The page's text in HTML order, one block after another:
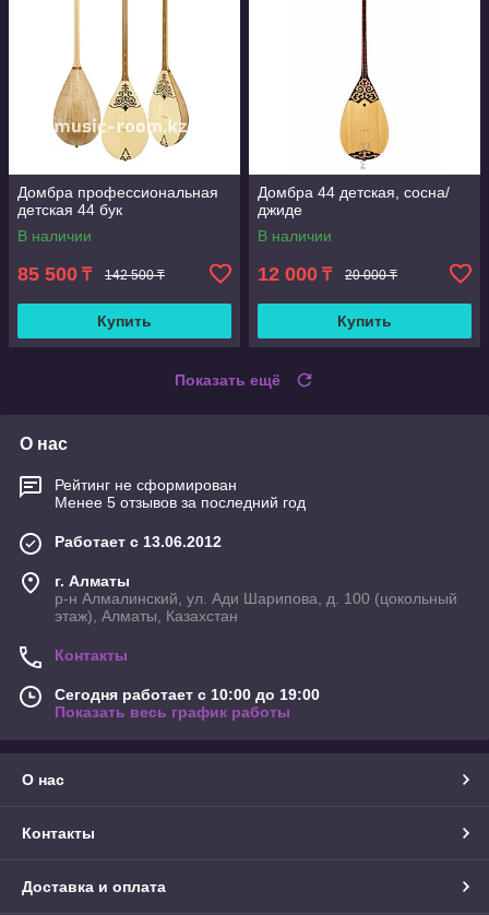
Домбра профессиональная
детская 44 бук
В наличии
85 500 ₸ 142 500 ₸
Купить
Домбра 44 детская, сосна/
джиде
В наличии
12 000 ₸ 20 000 ₸
Купить
Показать ещё
О нас
Рейтинг не сформирован
Менее 5 отзывов за последний год
Работает с 13.06.2012
г. Алматы
р-н Алмалинский, ул. Ади Шарипова, д. 100 (цокольный
этаж), Алматы, Казахстан
Контакты
Сегодня работает с 10:00 до 19:00
Показать весь график работы
О нас
Контакты
Доставка и оплата